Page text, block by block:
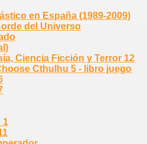
en España (1989-2009)
del Universo
Ciencia Ficción y Terror 12
Cthulhu 5 - libro juego
1